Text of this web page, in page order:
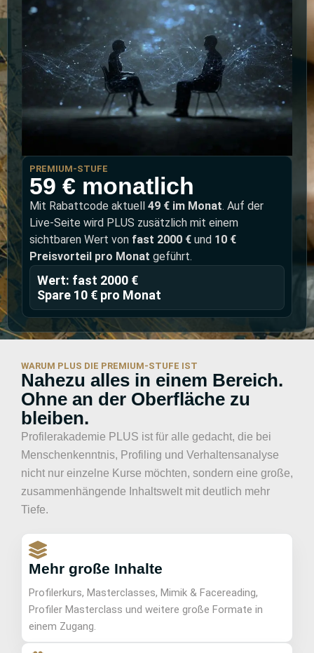
PREMIUM-STUFE
59 € monatlich
Mit Rabattcode aktuell 49 € im Monat. Auf der
Live-Seite wird PLUS zusätzlich mit einem
sichtbaren Wert von fast 2000 € und 10 €
Preisvorteil pro Monat geführt.
Wert: fast 2000 €
Spare 10 € pro Monat
WARUM PLUS DIE PREMIUM-STUFE IST
Nahezu alles in einem Bereich.
Ohne an der Oberfläche zu
bleiben.
Profilerakademie PLUS ist für alle gedacht, die bei
Menschenkenntnis, Profiling und Verhaltensanalyse
nicht nur einzelne Kurse möchten, sondern eine große,
zusammenhängende Inhaltswelt mit deutlich mehr
Tiefe.
Mehr große Inhalte
Profilerkurs, Masterclasses, Mimik & Facereading,
Profiler Masterclass und weitere große Formate in
einem Zugang.